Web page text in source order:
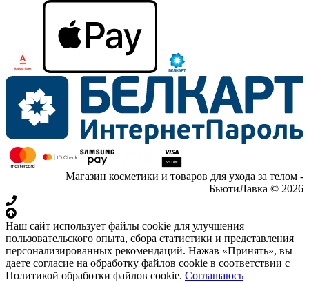
Магазин косметики и товаров для ухода за телом -
БьютиЛавка © 2026
Наш сайт использует файлы cookie для улучшения
пользовательского опыта, сбора статистики и представления
персонализированных рекомендаций. Нажав «Принять», вы
даете согласие на обработку файлов cookie в соответствии с
Политикой обработки файлов cookie. Соглашаюсь